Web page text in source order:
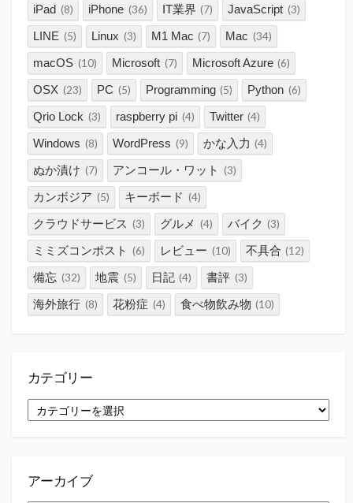
iPad (8) iPhone (36) IT業界 (7) JavaScript (3)
LINE (5) Linux (3) M1 Mac (7) Mac (34)
macOS (10) Microsoft (7) Microsoft Azure (6)
OSX (23) PC (5) Programming (5) Python (6)
Qrio Lock (3) raspberry pi (4) Twitter (4)
Windows (8) WordPress (9) かな入力 (4)
ぬか漬け (7) アンコール・ワット (3)
カンボジア (5) キーボード (4)
クラウドサービス (3) グルメ (4) バイク (3)
ミミズコンポスト (6) レビュー (10) 不具合 (12)
備忘 (32) 地震 (5) 日記 (4) 書評 (3)
海外旅行 (8) 花粉症 (4) 食べ物飲み物 (10)
カテゴリー
テ
アーカイブ